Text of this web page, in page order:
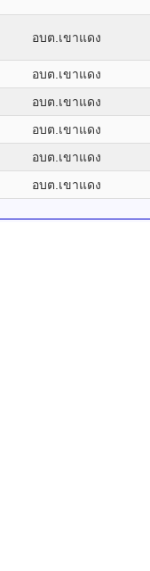
อบต.เขาแดง
อบต.เขาแดง
อบต.เขาแดง
อบต.เขาแดง
อบต.เขาแดง
อบต.เขาแดง